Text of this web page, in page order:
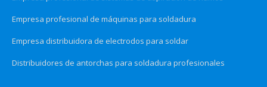
Empresa profesional de máquinas para soldadura
Empresa distribuidora de electrodos para soldar
Distribuidores de antorchas para soldadura profesionales